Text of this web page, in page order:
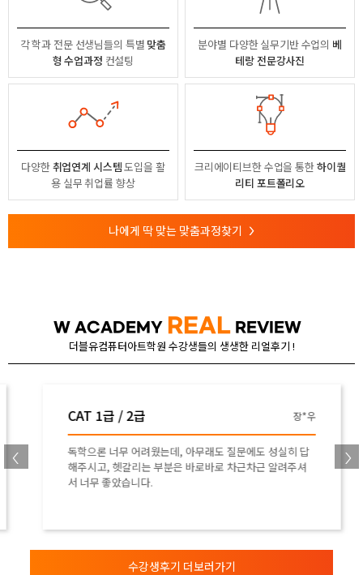
각 학과 전문 선생님들의 특별 맞춤
형 수업과정 컨설팅
분야별 다양한 실무기반 수업의 베
테랑 전문강사진
다양한취업연계 시스템도입을 활
용실무 취업률 향상
크리에이티브한 수업을 통한하이퀄
리티 포트폴리오
나에게 딱 맞는 맞춤과정찾기 >
W ACADEMY REAL REVIEW
더블유컴퓨터아트학원 수강생들의 생생한 리얼후기 !
CAT 1급 / 2급 장*우
독학으론 너무 어려웠는데, 아무래도 질문에도 성실히 답
해주시고, 헷갈리는 부분은 바로바로 차근차근 알려주셔
서 너무 좋았습니다.
수강생후기 더보러가기